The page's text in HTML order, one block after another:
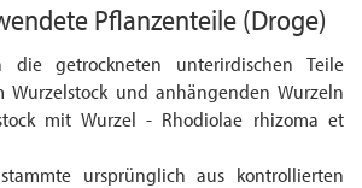
Pflanzenteile (Droge)
die getrockneten unterirdischen Teile
Wurzelstock und anhängenden Wurzeln
mit Wurzel - Rhodiolae rhizoma et
ursprünglich aus kontrollierten